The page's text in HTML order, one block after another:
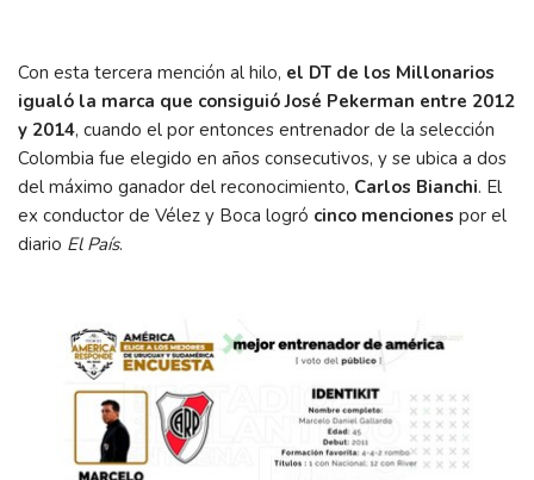
Con esta tercera mención al hilo, el DT de los Millonarios
igualó la marca que consiguió José Pekerman entre 2012
y 2014, cuando el por entonces entrenador de la selección
Colombia fue elegido en años consecutivos, y se ubica a dos
del máximo ganador del reconocimiento, Carlos Bianchi. El
ex conductor de Vélez y Boca logró cinco menciones por el
diario El País.